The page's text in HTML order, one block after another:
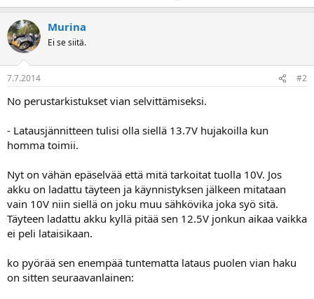
Murina
Ei se siitä.
7.7.2014 #2
No perustarkistukset vian selvittämiseksi.
- Latausjännitteen tulisi olla siellä 13.7V hujakoilla kun
homma toimii.
Nyt on vähän epäselvää että mitä tarkoitat tuolla 10V. Jos
akku on ladattu täyteen ja käynnistyksen jälkeen mitataan
vain 10V niin siellä on joku muu sähkövika joka syö sitä.
Täyteen ladattu akku kyllä pitää sen 12.5V jonkun aikaa vaikka
ei peli lataisikaan.
ko pyörää sen enempää tuntematta lataus puolen vian haku
on sitten seuraavanlainen: